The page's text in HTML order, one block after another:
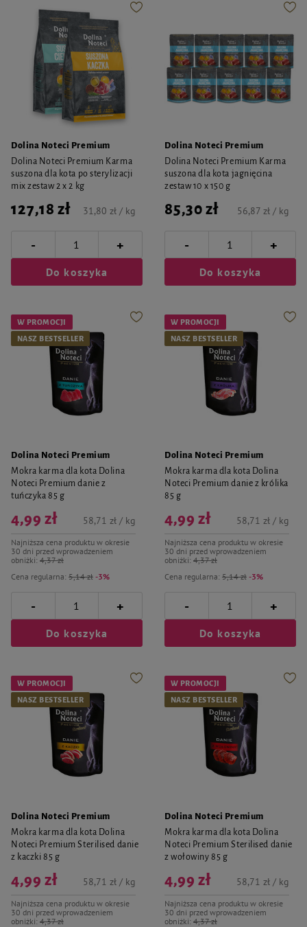
Dolina Noteci Premium
Dolina Noteci Premium Karma
suszona dla kota po sterylizacji
mix zestaw 2 x 2 kg
127,18 zł 31,80 zł / kg
- +
Do koszyka
Dolina Noteci Premium
Dolina Noteci Premium Karma
suszona dla kota jagnięcina
zestaw 10 x 150 g
85,30 zł 56,87 zł / kg
- +
Do koszyka
W PROMOCJI
NASZ BESTSELLER
Dolina Noteci Premium
Mokra karma dla kota Dolina
Noteci Premium danie z
tuńczyka 85 g
Cena regularna: 5,14 zł -3%
4,99 zł
Najniższa cena produktu w okresie
30 dni przed wprowadzeniem
obniżki: 4,37 zł
58,71 zł / kg
- +
Do koszyka
W PROMOCJI
NASZ BESTSELLER
Dolina Noteci Premium
Mokra karma dla kota Dolina
Noteci Premium danie z królika
85 g
Cena regularna: 5,14 zł -3%
4,99 zł
Najniższa cena produktu w okresie
30 dni przed wprowadzeniem
obniżki: 4,37 zł
58,71 zł / kg
- +
Do koszyka
W PROMOCJI
NASZ BESTSELLER
Dolina Noteci Premium
Mokra karma dla kota Dolina
Noteci Premium Sterilised danie
z kaczki 85 g
4,99 zł
Najniższa cena produktu w okresie
30 dni przed wprowadzeniem
obniżki: 4,37 zł
58,71 zł / kg
W PROMOCJI
NASZ BESTSELLER
Dolina Noteci Premium
Mokra karma dla kota Dolina
Noteci Premium Sterilised danie
z wołowiny 85 g
4,99 zł
Najniższa cena produktu w okresie
30 dni przed wprowadzeniem
obniżki: 4,37 zł
58,71 zł / kg